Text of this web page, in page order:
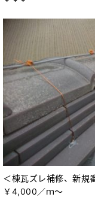
＜棟瓦ズレ補修、新規
￥4,000／ｍ～